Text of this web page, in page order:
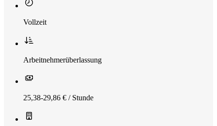
Vollzeit
Arbeitnehmerüberlassung
25,38-29,86 € / Stunde